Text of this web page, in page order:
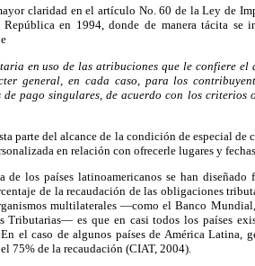
claridad en el artículo No. 60 de la Ley de
en 1994, donde de manera tácita se
en uso de las atribuciones que le confiere
general, en cada caso, para los
de pago singulares, de acuerdo con los criterios
parte del alcance de la condición de especial
en relación con ofrecerle lugares y
de los países latinoamericanos se han
de la recaudación de las obligaciones
multilaterales —como el Banco
Tributarias— es que en casi todos los países
el caso de algunos países de América Latina,
75% de la recaudación (CIAT, 2004).